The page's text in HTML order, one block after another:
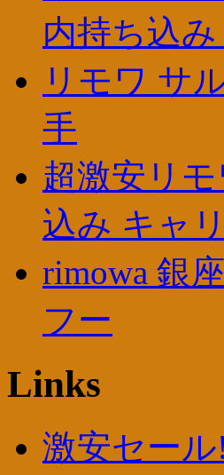
内持ち込
リモワ サ
手
超激安リ
込み キャ
rimowa 銀
フー
Links
激安セー